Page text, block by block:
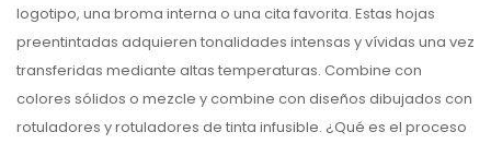
logotipo, una broma interna o una cita favorita. Estas hojas
preentintadas adquieren tonalidades intensas y vívidas una vez
transferidas mediante altas temperaturas. Combine con
colores sólidos o mezcle y combine con diseños dibujados con
rotuladores y rotuladores de tinta infusible. ¿Qué es el proceso